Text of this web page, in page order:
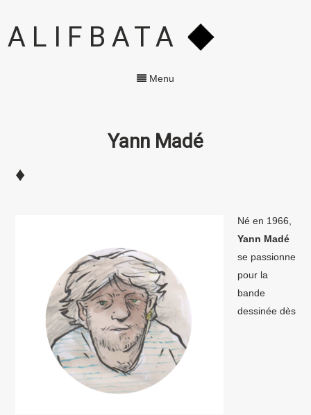
ALIFBATA
Menu
Yann Madé
♦
Né en 1966,
Yann Madé
se passionne
pour la
bande
dessinée dès